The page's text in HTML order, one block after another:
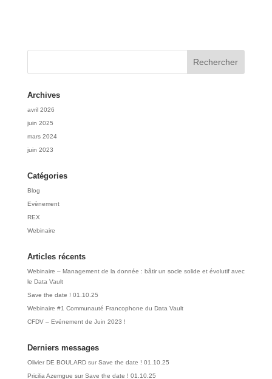
Rechercher
Archives
avril 2026
juin 2025
mars 2024
juin 2023
Catégories
Blog
Evènement
REX
Webinaire
Articles récents
Webinaire – Management de la donnée : bâtir un socle solide et évolutif avec
le Data Vault
Save the date ! 01.10.25
Webinaire #1 Communauté Francophone du Data Vault
CFDV – Evénement de Juin 2023 !
Derniers messages
Olivier DE BOULARDsur Save the date ! 01.10.25
Pricilia Azemgue sur Save the date ! 01.10.25